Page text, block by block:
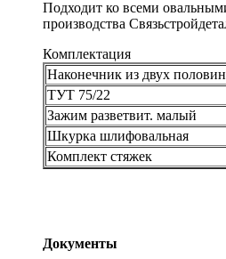
Подходит ко всеми
производства
Комплектация
Наконечник из двух половин
ТУТ 75/22
Зажим разветвит. малый
Шкурка шлифовальная
Комплект стяжек
Документы